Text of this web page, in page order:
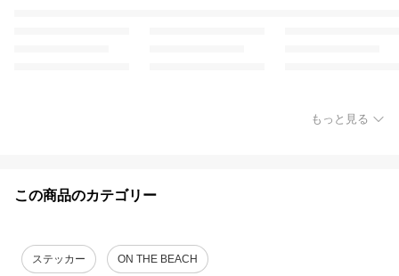
もっと見る
この商品のカテゴリー
ステッカー ON THE BEACH